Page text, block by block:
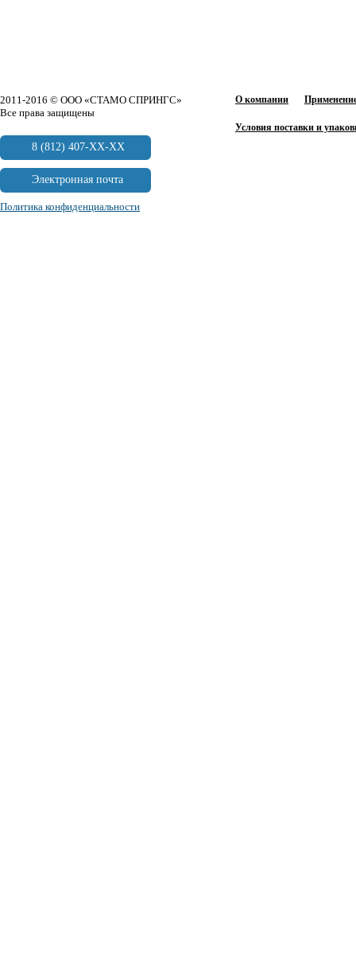
О компании
Условия поставки и
2011-2016 © ООО «СТАМО СПРИНГС»
Все права защищены
8 (812) 407-XX-XX
Электронная почта
Политика конфиденциальности